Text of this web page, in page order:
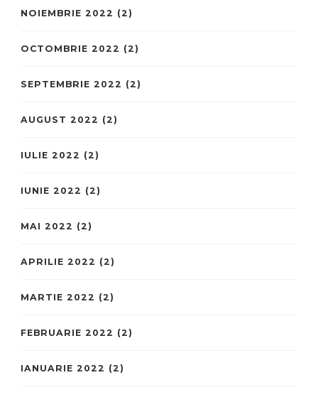
NOIEMBRIE 2022 (2)
OCTOMBRIE 2022 (2)
SEPTEMBRIE 2022 (2)
AUGUST 2022 (2)
IULIE 2022 (2)
IUNIE 2022 (2)
MAI 2022 (2)
APRILIE 2022 (2)
MARTIE 2022 (2)
FEBRUARIE 2022 (2)
IANUARIE 2022 (2)